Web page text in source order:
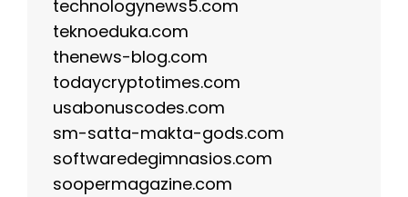
technologynews5.com
teknoeduka.com
thenews-blog.com
todaycryptotimes.com
usabonuscodes.com
sm-satta-makta-gods.com
softwaredegimnasios.com
soopermagazine.com